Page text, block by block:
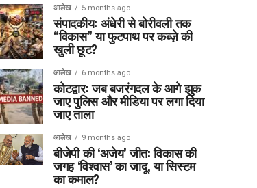
आलेख 5 months ago
संपादकीय: अंधेरी से बोरीवली तक
“विकास” या फुटपाथ पर कब्ज़े की
खुली छूट?
आलेख 6 months ago
कोटद्वार: जब बजरंगदल के आगे झुक
जाए पुलिस और मीडिया पर लगा दिया
जाए ताला
आलेख 9 months ago
बीजेपी की ‘अजेय’ जीत: विकास की
जगह ‘विश्वास’ का जादू, या सिस्टम
का कमाल?